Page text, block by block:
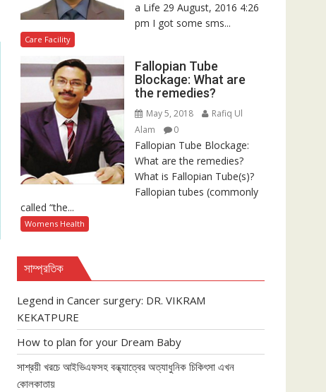
a Life 29 August, 2016 4:26
pm I got some sms...
Care Facility
Fallopian Tube
Blockage: What are
the remedies?
May 5, 2018
Rafiq Ul
Alam
0
Fallopian Tube Blockage:
What are the remedies?
What is Fallopian Tube(s)?
Fallopian tubes (commonly
called “the...
Womens Health
সাম্প্রতিক
Legend in Cancer surgery: DR. VIKRAM
KEKATPURE
How to plan for your Dream Baby
সাশ্রয়ী খরচে আইভিএফসহ বন্ধ্যাত্বের অত্যাধুনিক চিকিৎসা এখন
কোলকাতায়